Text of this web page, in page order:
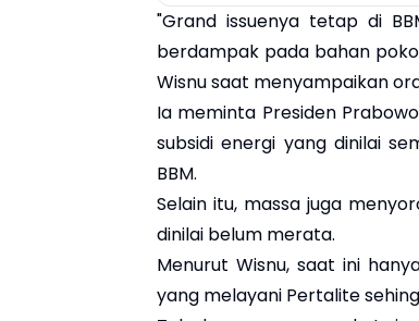
"Grand issuenya tetap di
berdampak pada bahan
Wisnu saat menyampaikan
Ia meminta Presiden
subsidi energi yang dinilai
BBM.
Selain itu, massa juga
dinilai belum merata.
Menurut Wisnu, saat ini
yang melayani Pertalite